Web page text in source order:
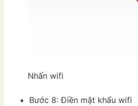
Nhấn wifi
Bước 8: Điền mật khẩu wifi